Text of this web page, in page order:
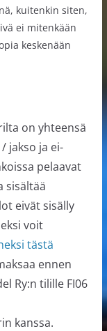
kuitenkin siten,
ei mitenkään
keskenään
on yhteensä
jakso ja ei-
pelaavat
sisältää
eivät sisälly
voit
tästä
ennen
Ry:n tilille FI06
kanssa.